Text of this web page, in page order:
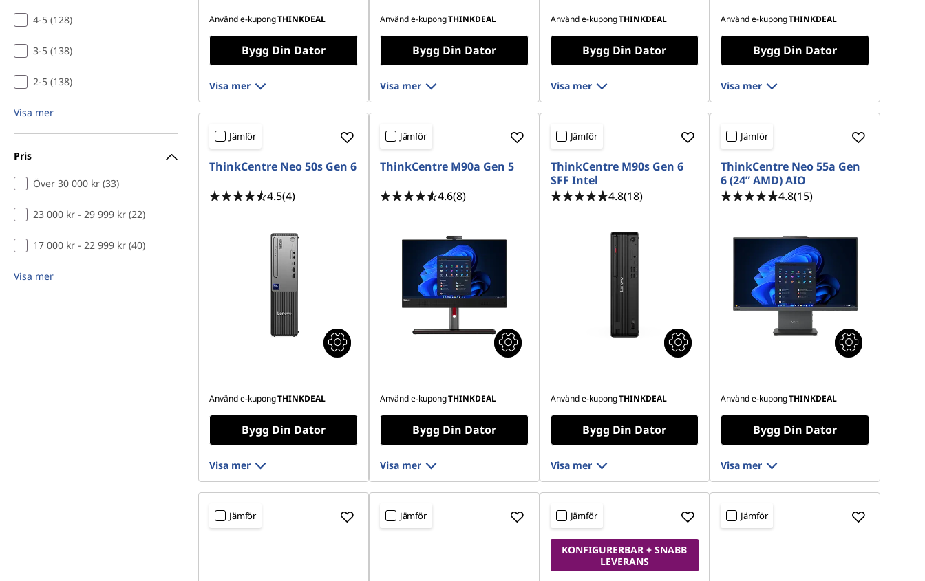
4-5 (128)
3-5 (138)
2-5 (138)
Visa mer
Pris
Över 30 000 kr (33)
23 000 kr - 29 999 kr (22)
17 000 kr - 22 999 kr (40)
Visa mer
Använd e-kupongTHINKDEAL
Bygg Din Dator
Visa mer
Använd e-kupongTHINKDEAL
Bygg Din Dator
Visa mer
Använd e-kupongTHINKDEAL
Bygg Din Dator
Visa mer
Använd e-kupongTHINKDEAL
Bygg Din Dator
Visa mer
Jämför
ThinkCentre Neo 50s Gen 6
4.5(4)
Använd e-kupongTHINKDEAL
Bygg Din Dator
Visa mer
Jämför
ThinkCentre M90a Gen 5
4.6(8)
Använd e-kupongTHINKDEAL
Bygg Din Dator
Visa mer
Jämför
ThinkCentre M90s Gen 6
SFF Intel
4.8(18)
Använd e-kupongTHINKDEAL
Bygg Din Dator
Visa mer
Jämför
ThinkCentre Neo 55a Gen
6 (24” AMD) AIO
4.8(15)
Använd e-kupongTHINKDEAL
Bygg Din Dator
Visa mer
Jämför Jämför Jämför
KONFIGURERBAR + SNABB
LEVERANS
Jämför